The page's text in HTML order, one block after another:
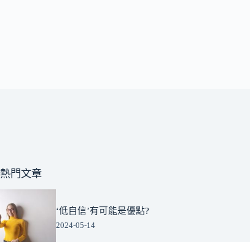
熱門文章
‘低自信’有可能是優點?
2024-05-14